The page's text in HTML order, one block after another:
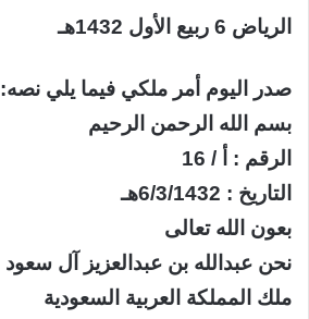
الرياض 6 ربيع الأول 1432هـ
صدر اليوم أمر ملكي فيما يلي نصه:
بسم الله الرحمن الرحيم
الرقم : أ / 16
التاريخ : 6/3/1432هـ
بعون الله تعالى
نحن عبدالله بن عبدالعزيز آل سعود
ملك المملكة العربية السعودية